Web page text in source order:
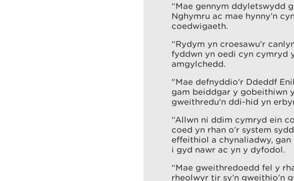
“Mae gennym ddyletswydd
Nghymru ac mae hynny’n
coedwigaeth.
“Rydym yn croesawu'r
fyddwn yn oedi cyn cymryd
amgylchedd.
"Mae defnyddio'r Ddeddf
gam beiddgar y gobeithiwn
gweithredu'n ddi-hid yn
“Allwn ni ddim cymryd ein
coed yn rhan o’r system
effeithiol a chynaliadwy,
i gyd nawr ac yn y dyfodol.
“Mae gweithredoedd fel y
rheolwyr tir sy’n gweithio’n